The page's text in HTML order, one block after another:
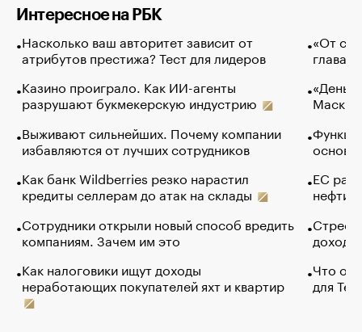
Интересное на РБК
Насколько ваш авторитет зависит от
атрибутов престижа? Тест для лидеров
Казино проиграло. Как ИИ-агенты
разрушают букмекерскую индустрию
Выживают сильнейших. Почему компании
избавляются от лучших сотрудников
Как банк Wildberries резко нарастил
кредиты селлерам до атак на склады
Сотрудники открыли новый способ вредить
компаниям. Зачем им это
Как налоговики ищут доходы
неработающих покупателей яхт и квартир
«От
глава
Маск в
основ
ЕС
нефти
Что
для